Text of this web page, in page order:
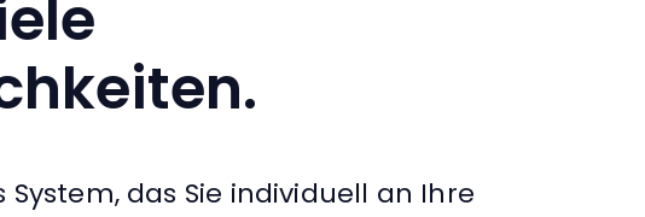
das Sie individuell an Ihre